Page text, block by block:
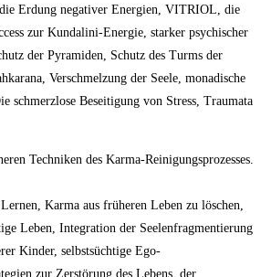
Erdung negativer Energien, VITRIOL, die
zur Kundalini-Energie, starker psychischer
der Pyramiden, Schutz des Turms der
Verschmelzung der Seele, monadische
schmerzlose Beseitigung von Stress, Traumata
Techniken des Karma-Reinigungsprozesses.
Karma aus früheren Leben zu löschen,
Leben, Integration der Seelenfragmentierung
Kinder, selbstsüchtige Ego-
zur Zerstörung des Lebens, der